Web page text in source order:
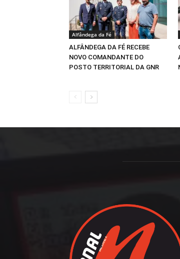
Alfândega da Fé
ALFÂNDEGA DA FÉ RECEBE
NOVO COMANDANTE DO
POSTO TERRITORIAL DA GNR